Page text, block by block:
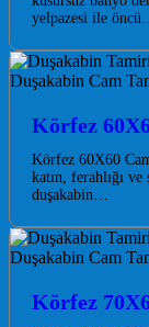
yelpazesi ile
Körfez
Körfez 60X60
katın, ferahlığı
duşakabin…
Körfez